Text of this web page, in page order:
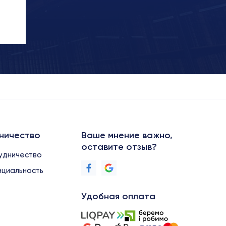
Ваше мнение важно,
оставите отзыв?
Удобная оплата